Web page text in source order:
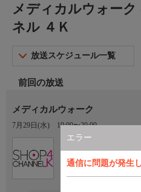
エラー
通信に問題が発生
メディカルウォー
ネル ４Ｋ
放送スケジュール一覧
前回の放送
メディカルウォーク
7月29日(水) 19:00〜20:00